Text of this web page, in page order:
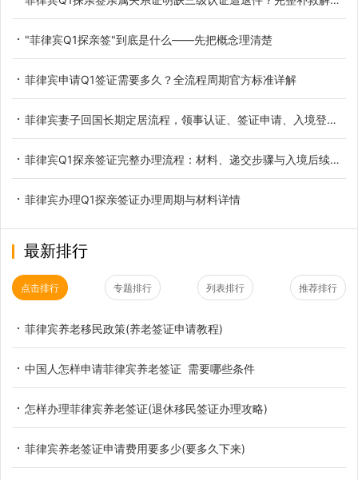
"菲律宾Q1探亲签"到底是什么——先把概念理清楚
菲律宾申请Q1签证需要多久？全流程周期官方标准详解
菲律宾妻子回国长期定居流程，领事认证、签证申请、入境登记一站式指南
菲律宾Q1探亲签证完整办理流程：材料、递交步骤与入境后续手续
菲律宾办理Q1探亲签证办理周期与材料详情
最新排行
点击排行 专题排行 列表排行 推荐排行
菲律宾养老移民政策(养老签证申请教程)
中国人怎样申请菲律宾养老签证 需要哪些条件
怎样办理菲律宾养老签证(退休移民签证办理攻略)
菲律宾养老签证申请费用要多少(要多久下来)